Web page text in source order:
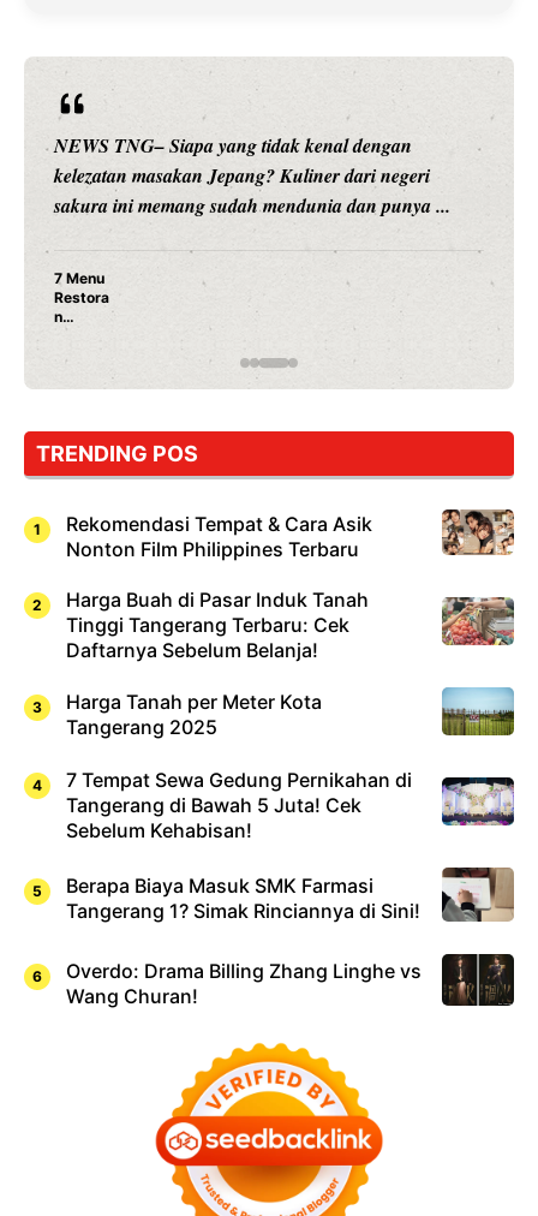
NEWS TNG– Siapa sangka, dua nama besar di dunia
hiburan, Nunung Srimulat dan Vicky Prasetyo, kini
merambah dunia kuliner dengan ...
Nunung Srimulat & Vicky Prasetyo Buka Restoran
Rahasia Mami Bikin Nagih!
TRENDING POS
Rekomendasi Tempat & Cara Asik
Nonton Film Philippines Terbaru
Harga Buah di Pasar Induk Tanah
Tinggi Tangerang Terbaru: Cek
Daftarnya Sebelum Belanja!
Harga Tanah per Meter Kota
Tangerang 2025
7 Tempat Sewa Gedung Pernikahan di
Tangerang di Bawah 5 Juta! Cek
Sebelum Kehabisan!
Berapa Biaya Masuk SMK Farmasi
Tangerang 1? Simak Rinciannya di Sini!
Overdo: Drama Billing Zhang Linghe vs
Wang Churan!